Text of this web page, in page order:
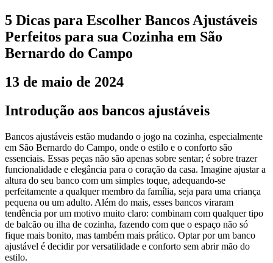
5 Dicas para Escolher Bancos Ajustáveis
Perfeitos para sua Cozinha em São
Bernardo do Campo
13 de maio de 2024
Introdução aos bancos ajustáveis
Bancos ajustáveis estão mudando o jogo na cozinha, especialmente
em São Bernardo do Campo, onde o estilo e o conforto são
essenciais. Essas peças não são apenas sobre sentar; é sobre trazer
funcionalidade e elegância para o coração da casa. Imagine ajustar a
altura do seu banco com um simples toque, adequando-se
perfeitamente a qualquer membro da família, seja para uma criança
pequena ou um adulto. Além do mais, esses bancos viraram
tendência por um motivo muito claro: combinam com qualquer tipo
de balcão ou ilha de cozinha, fazendo com que o espaço não só
fique mais bonito, mas também mais prático. Optar por um banco
ajustável é decidir por versatilidade e conforto sem abrir mão do
estilo.